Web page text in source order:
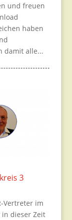
und freuen
haben
damit alle...
3
Vertreter im
dieser Zeit